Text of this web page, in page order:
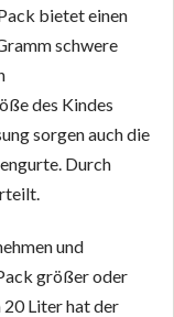
bietet einen
schwere
des Kindes
sorgen auch die
Durch
und
größer oder
20 Liter hat der